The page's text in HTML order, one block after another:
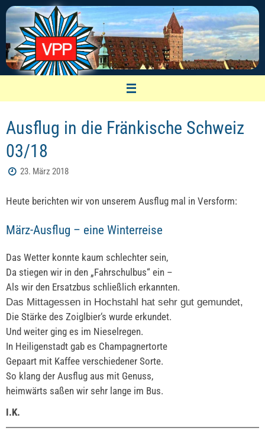
Zum
Inhalt
springen
Vereinigung pensionierter Polizeibeamter
Ausflug in die Fränkische Schweiz
03/18
23. März 2018
Heute berichten wir von unserem Ausflug mal in Versform:
März-Ausflug – eine Winterreise
Das Wetter konnte kaum schlechter sein,
Da stiegen wir in den „Fahrschulbus“ ein –
Als wir den Ersatzbus schließlich erkannten.
Das Mittagessen in Hochstahl hat sehr gut gemundet,
Die Stärke des Zoiglbier‘s wurde erkundet.
Und weiter ging es im Nieselregen.
In Heiligenstadt gab es Champagnertorte
Gepaart mit Kaffee verschiedener Sorte.
So klang der Ausflug aus mit Genuss,
heimwärts saßen wir sehr lange im Bus.
I.K.